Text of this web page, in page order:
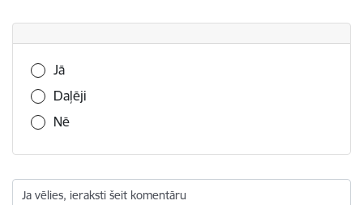
Vai šī informācija bija noderīga?
Jā
Daļēji
Nē
Ja vēlies, ieraksti šeit komentāru